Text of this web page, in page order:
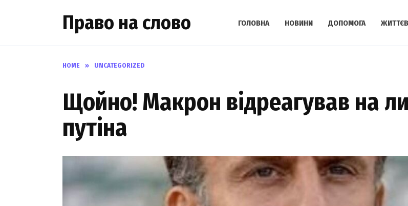
Право на слово ГОЛОВНА НОВИНИ ДОПОМОГА
HOME » UNCATEGORIZED
Щoйно! Макpон відpеагував на
пyтiна